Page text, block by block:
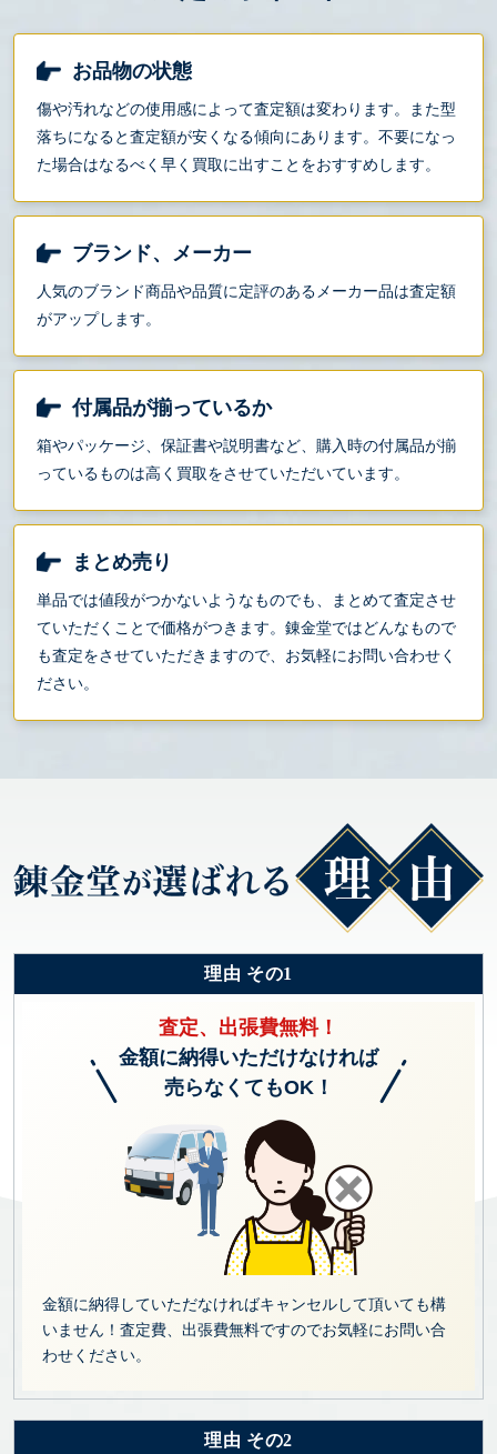
お品物の状態
傷や汚れなどの使用感によって査定額は変わります。また型
落ちになると査定額が安くなる傾向にあります。不要になっ
た場合はなるべく早く買取に出すことをおすすめします。
ブランド、メーカー
人気のブランド商品や品質に定評のあるメーカー品は査定額
がアップします。
付属品が揃っているか
箱やパッケージ、保証書や説明書など、購入時の付属品が揃
っているものは高く買取をさせていただいています。
まとめ売り
単品では値段がつかないようなものでも、まとめて査定させ
ていただくことで価格がつきます。錬金堂ではどんなもので
も査定をさせていただきますので、お気軽にお問い合わせく
ださい。
理由 その1
査定、出張費無料！
金額に納得いただけなければ
売らなくてもOK！
金額に納得していただなければキャンセルして頂いても構
いません！査定費、出張費無料ですのでお気軽にお問い合
わせください。
理由 その2